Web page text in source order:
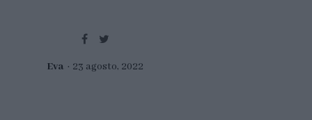
Eva 23 agosto, 2022